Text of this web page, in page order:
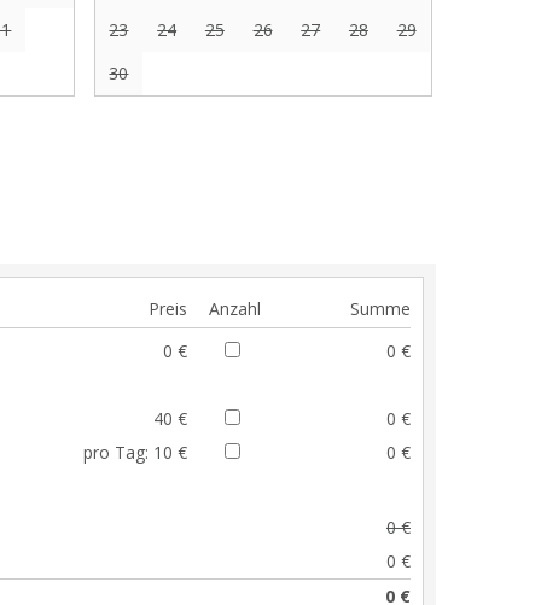
23
24 25 26 27 28
29
30
Preis Anzahl
Summe
0 €
0 €
40 €
0 €
pro Tag: 10 € 0 €
0 €
0 €
0 €